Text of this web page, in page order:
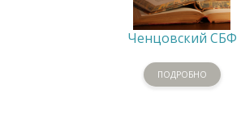
Ченцовский СБФ
ПОДРОБНО